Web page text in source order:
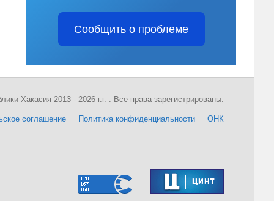
Сообщить о проблеме
соглашение Политика конфиденциальности ОНК
Хакасия 2013 - 2026 г.г. . Все права зарегистрированы.